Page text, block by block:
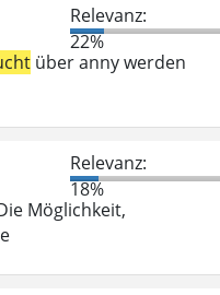
Relevanz:
22%
über anny werden
Relevanz:
18%
Möglichkeit,